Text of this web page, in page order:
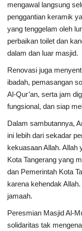
mengawal langsung
penggantian keramik
yang tenggelam oleh
perbaikan toilet dan
dalam dan luar masjid.
Renovasi juga
ibadah, pemasangan
Al-Qur’an, serta jam
fungsional, dan siap
Dalam sambutannya,
ini lebih dari sekadar
kekuasaan Allah. Allah
Kota Tangerang yang
dan Pemerintah Kota
karena kehendak
jamaah.
Peresmian Masjid Al-
solidaritas tak